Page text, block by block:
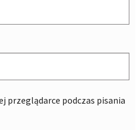
przeglądarce podczas pisania